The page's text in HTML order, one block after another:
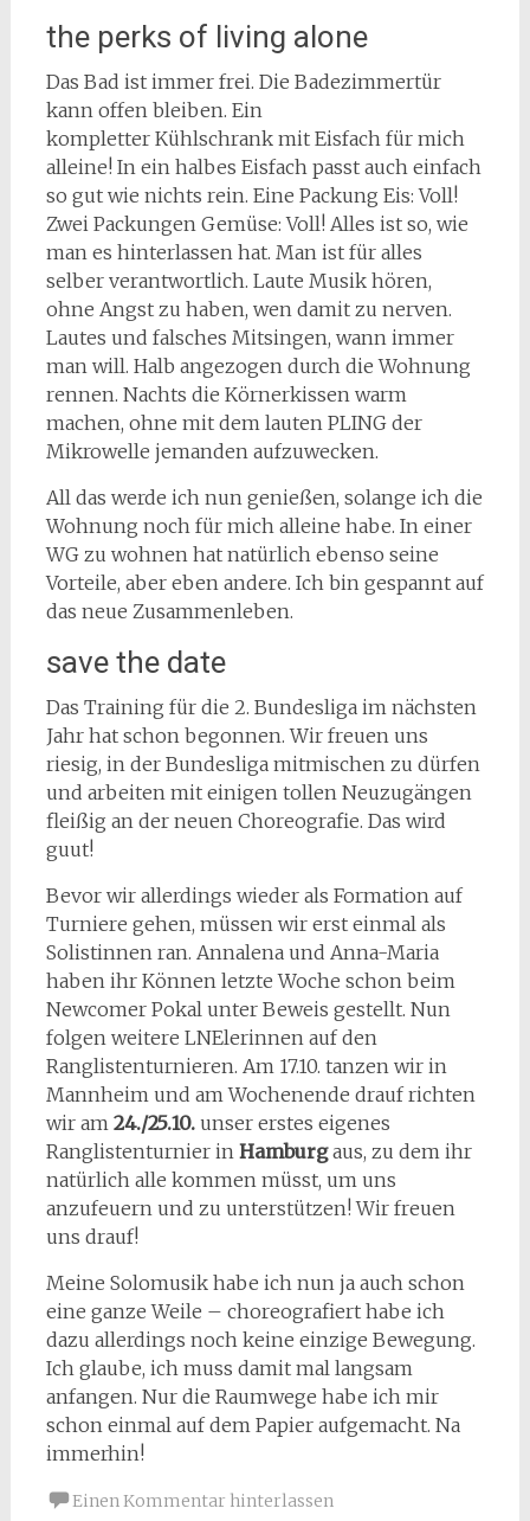
the perks of living alone
Das Bad ist immer frei. Die Badezimmertür
kann offen bleiben. Ein
kompletter Kühlschrank mit Eisfach für mich
alleine! In ein halbes Eisfach passt auch einfach
so gut wie nichts rein. Eine Packung Eis: Voll!
Zwei Packungen Gemüse: Voll! Alles ist so, wie
man es hinterlassen hat. Man ist für alles
selber verantwortlich. Laute Musik hören,
ohne Angst zu haben, wen damit zu nerven.
Lautes und falsches Mitsingen, wann immer
man will. Halb angezogen durch die Wohnung
rennen. Nachts die Körnerkissen warm
machen, ohne mit dem lauten PLING der
Mikrowelle jemanden aufzuwecken.
All das werde ich nun genießen, solange ich die
Wohnung noch für mich alleine habe. In einer
WG zu wohnen hat natürlich ebenso seine
Vorteile, aber eben andere. Ich bin gespannt auf
das neue Zusammenleben.
save the date
Das Training für die 2. Bundesliga im nächsten
Jahr hat schon begonnen. Wir freuen uns
riesig, in der Bundesliga mitmischen zu dürfen
und arbeiten mit einigen tollen Neuzugängen
fleißig an der neuen Choreografie. Das wird
guut!
Bevor wir allerdings wieder als Formation auf
Turniere gehen, müssen wir erst einmal als
Solistinnen ran. Annalena und Anna-Maria
haben ihr Können letzte Woche schon beim
Newcomer Pokal unter Beweis gestellt. Nun
folgen weitere LNElerinnen auf den
Ranglistenturnieren. Am 17.10. tanzen wir in
Mannheim und am Wochenende drauf richten
wir am 24./25.10.unser erstes eigenes
Ranglistenturnier in Hamburgaus, zu dem ihr
natürlich alle kommen müsst, um uns
anzufeuern und zu unterstützen! Wir freuen
uns drauf!
Meine Solomusik habe ich nun ja auch schon
eine ganze Weile – choreografiert habe ich
dazu allerdings noch keine einzige Bewegung.
Ich glaube, ich muss damit mal langsam
anfangen. Nur die Raumwege habe ich mir
schon einmal auf dem Papier aufgemacht. Na
immerhin!
Einen Kommentar hinterlassen